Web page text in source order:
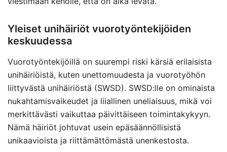
Yleiset unihäiriöt vuorotyöntekijöiden
keskuudessa
Vuorotyöntekijöillä on suurempi riski kärsiä erilaisista
unihäiriöistä, kuten unettomuudesta ja vuorotyöhön
liittyvästä unihäiriöstä (SWSD). SWSD:lle on ominaista
nukahtamisvaikeudet ja liiallinen uneliaisuus, mikä voi
merkittävästi vaikuttaa päivittäiseen toimintakykyyn.
Nämä häiriöt johtuvat usein epäsäännöllisistä
unikaavioista ja riittämättömästä unenkestosta.